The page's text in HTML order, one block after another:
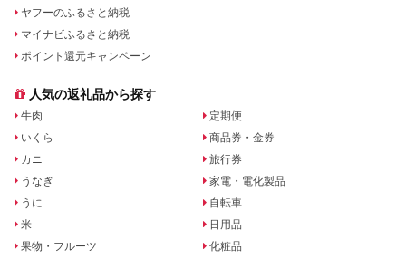
ヤフーのふるさと納税
マイナビふるさと納税
ポイント還元キャンペーン
人気の返礼品から探す
牛肉
いくら
カニ
うなぎ
うに
米
果物・フルーツ
定期便
商品券・金券
旅行券
家電・電化製品
自転車
日用品
化粧品